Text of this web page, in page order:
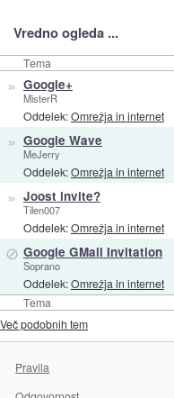
Vredno ogleda ...
Tema
Tema
» Google+
MisterR
Oddelek:Omrežja in internet
» Google Wave
MeJerry
Oddelek:Omrežja in internet
» Joost invite?
Tilen007
Oddelek:Omrežja in internet
⊘ Google GMail Invitation
Soprano
Oddelek:Omrežja in internet
Več podobnih tem
Pravila